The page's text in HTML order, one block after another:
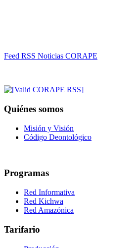
Feed RSS Noticias CORAPE
Quiénes somos
Misión y Visión
Código Deontológico
Programas
Red Informativa
Red Kichwa
Red Amazónica
Tarifario